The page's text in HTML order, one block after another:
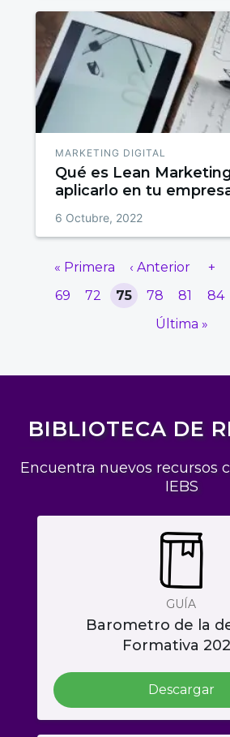
MARKETING DIGITAL
Qué es Lean
aplicarlo en tu
6 Octubre, 2022
« Primera ‹ Anterior +
69
72 75 78 81 84
Última »
BIBLIOTECA DE
Encuentra nuevos recursos
IEBS
GUÍA
Barometro de la
Formativa
Descargar